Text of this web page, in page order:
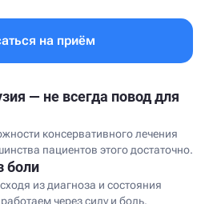
на приём
— не всегда повод для
консервативного лечения
пациентов этого достаточно.
боли
из диагноза и состояния
через силу и боль.